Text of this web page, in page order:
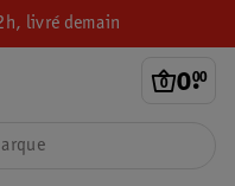
livré demain
0.
00